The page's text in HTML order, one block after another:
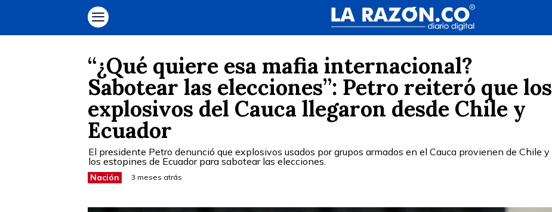
“¿Qué quiere esa mafia internacional?
Sabotear las elecciones”: Petro reiteró que los
explosivos del Cauca llegaron desde Chile y
Ecuador
El presidente Petro denunció que explosivos usados por grupos armados en el Cauca provienen de Chile y
los estopines de Ecuador para sabotear las elecciones.
Nación 3 meses atrás